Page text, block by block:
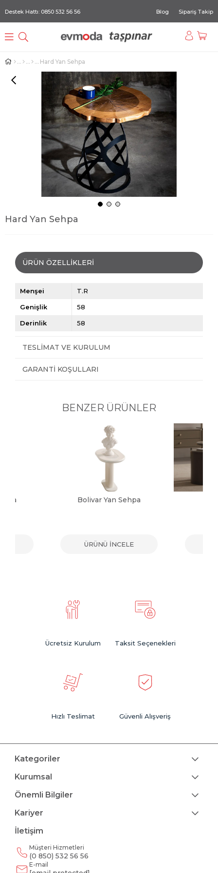
Destek Hattı: 0850 532 56 56 Blog Sipariş Takip
Hard Yan Sehpa
Hard Yan Sehpa
ÜRÜN ÖZELLIKLERI
Menşei T.R
Genişlik 58
Derinlik 58
TESLIMAT VE KURULUM
GARANTI KOŞULLARI
BENZER ÜRÜNLER
Bolivar Yan Sehpa
ÜRÜNÜ İNCELE
Ücretsiz Kurulum Taksit Seçenekleri
Hızlı Teslimat Güvenli Alışveriş
Kategoriler
Kurumsal
Önemli Bilgiler
Kariyer
İletişim
Müşteri Hizmetleri
(0 850) 532 56 56
E-mail